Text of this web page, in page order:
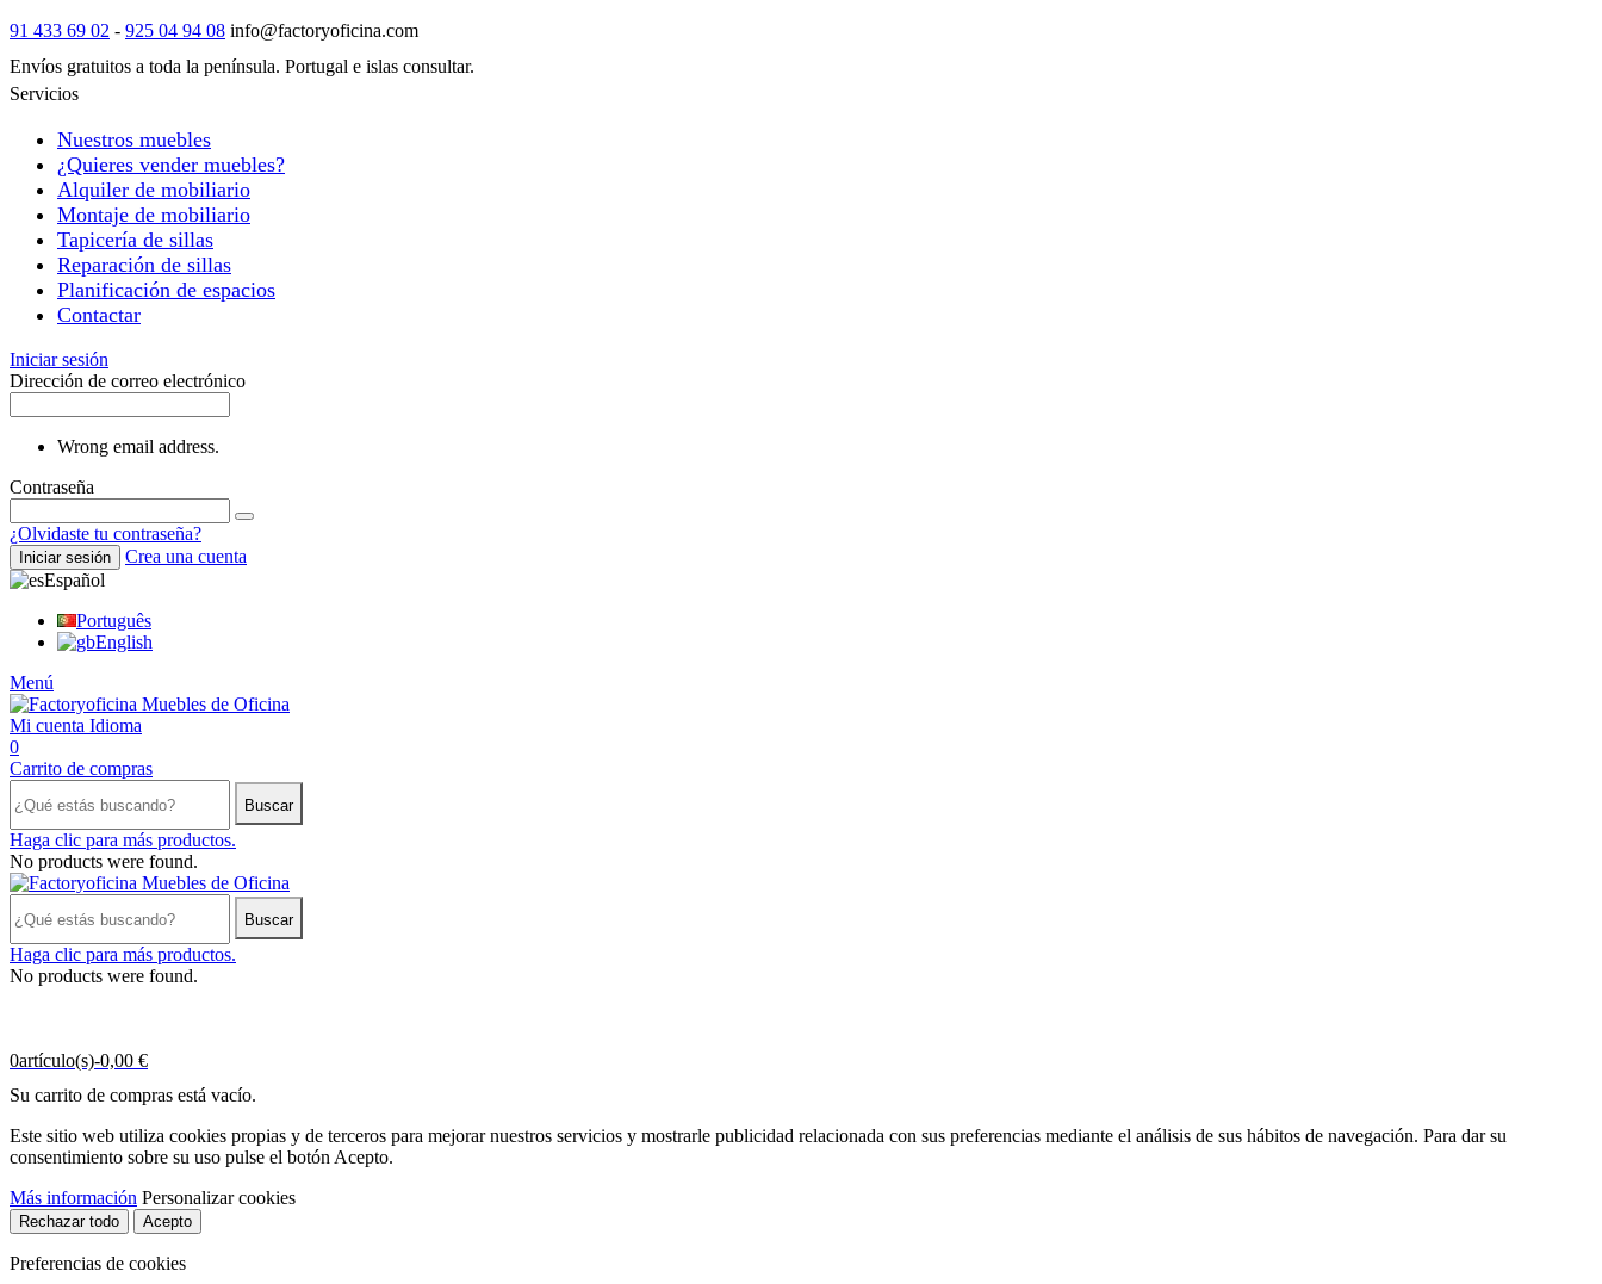
91 433 69 02 - 925 04 94 08 info@factoryoficina.com
Envíos gratuitos a toda la península. Portugal e islas consultar.
Servicios
Nuestros muebles
¿Quieres vender muebles?
Alquiler de mobiliario
Montaje de mobiliario
Tapicería de sillas
Reparación de sillas
Planificación de espacios
Contactar
Iniciar sesión
Dirección de correo electrónico
Wrong email address.
Contraseña
¿Olvidaste tu contraseña?
Iniciar sesión
Crea una cuenta
Español
Português
English
Menú
Mi cuenta Idioma
0
Carrito de compras
Buscar
Haga clic para más productos.
No products were found.
Buscar
Haga clic para más productos.
No products were found.
0artículo(s)-0,00 €
Su carrito de compras está vacío.
Este sitio web utiliza cookies propias y de terceros para mejorar nuestros servicios y mostrarle publicidad relacionada con sus preferencias mediante el análisis de sus hábitos de navegación. Para dar su
consentimiento sobre su uso pulse el botón Acepto.
Más información Personalizar cookies
Rechazar todo Acepto
Preferencias de cookies